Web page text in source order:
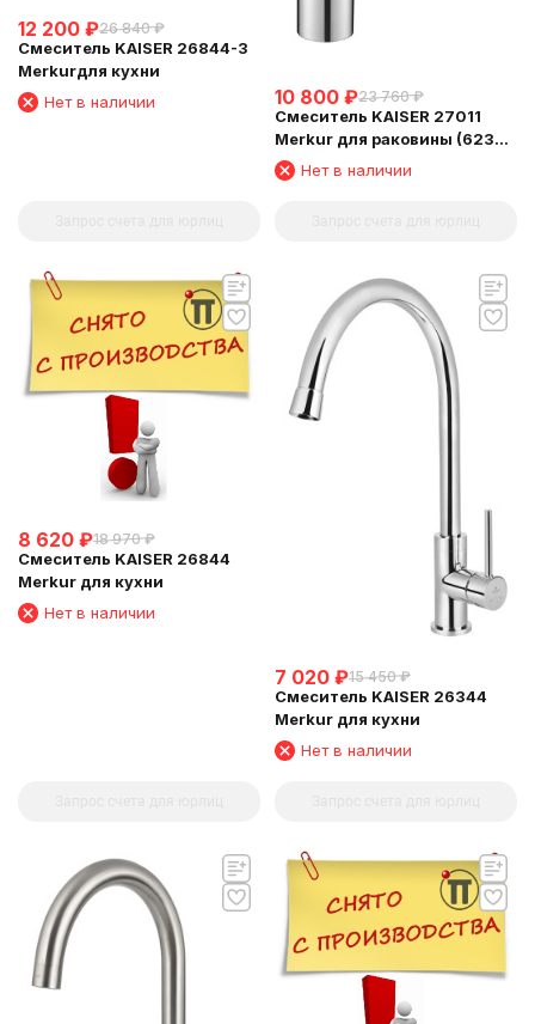
12 200 ₽26 840 ₽
Смеситель KAISER 26844-3
Merkurдля кухни
Нет в наличии
10 800 ₽23 760 ₽
Смеситель KAISER 27011
Merkur для раковины (6239
Картридж )
Нет в наличии
8 620 ₽18 970 ₽
Смеситель KAISER 26844
Merkur для кухни
Нет в наличии
7 020 ₽15 450 ₽
Смеситель KAISER 26344
Merkur для кухни
Нет в наличии